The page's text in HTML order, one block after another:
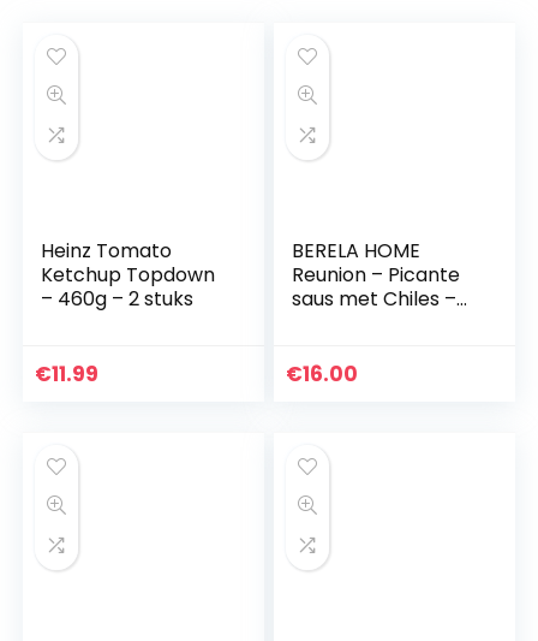
Heinz Tomato
Ketchup Topdown
– 460g – 2 stuks
€11.99
BERELA HOME
Reunion – Picante
saus met Chiles –
met drie soorten
€16.00